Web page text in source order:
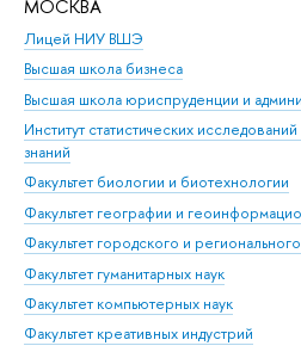
МОСКВА
Лицей НИУ ВШЭ
Высшая школа бизнеса
Высшая школа юриспруденции и
Институт статистических
знаний
Факультет биологии и биотехнологии
Факультет географии и
Факультет городского и
Факультет гуманитарных наук
Факультет компьютерных наук
Факультет креативных индустрий